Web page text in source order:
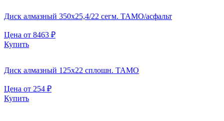
Диск алмазный 350х25,4/22 сегм. TAMO/асфальт
Цена от 8463 ₽
Купить
Диск алмазный 125х22 сплошн. TAMO
Цена от 254 ₽
Купить